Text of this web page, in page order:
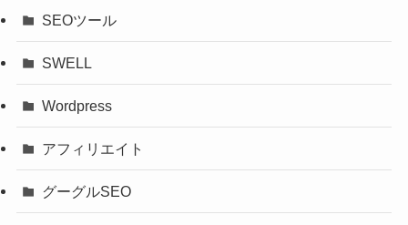
SEOツール
SWELL
Wordpress
アフィリエイト
グーグルSEO